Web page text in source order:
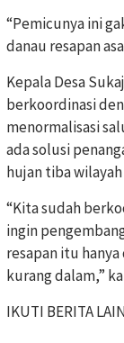
“Pemicunya ini
danau resapan
Kepala Desa
berkoordinasi
menormalisasi
ada solusi
hujan tiba
“Kita sudah
ingin
resapan itu
kurang dalam,”
IKUTI BERITA